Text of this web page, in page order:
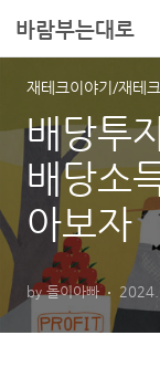
바람부는대로
재테크이야기/재테
배당투
배당소
아보자
by 돌이아빠